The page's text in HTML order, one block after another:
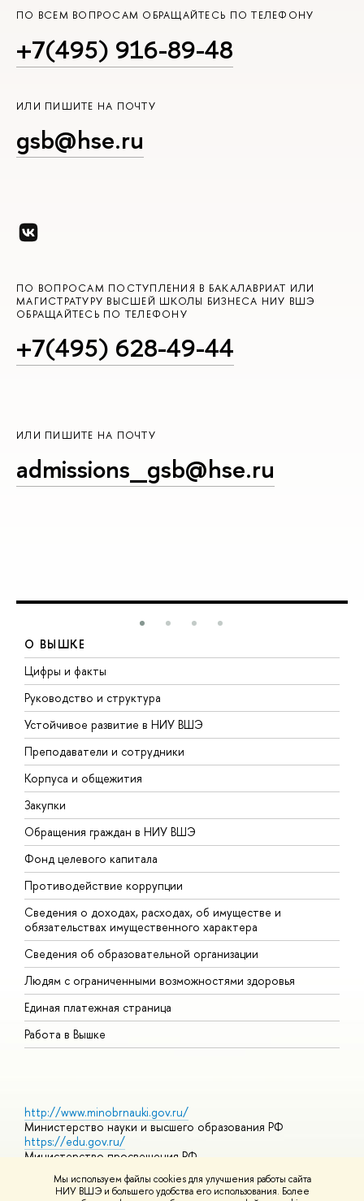
Мы используем файлы cookies для улучшения работы сайта
НИУ ВШЭ и большего удобства его использования. Более
ПО ВСЕМ ВОПРОСАМ ОБРАЩАЙТЕСЬ ПО ТЕЛЕФОНУ
+7(495) 916-89-48
ИЛИ ПИШИТЕ НА ПОЧТУ
gsb@hse.ru
ПО ВОПРОСАМ ПОСТУПЛЕНИЯ В БАКАЛАВРИАТ ИЛИ
МАГИСТРАТУРУ ВЫСШЕЙ ШКОЛЫ БИЗНЕСА НИУ ВШЭ
ОБРАЩАЙТЕСЬ ПО ТЕЛЕФОНУ
+7(495) 628-49-44
ИЛИ ПИШИТЕ НА ПОЧТУ
admissions_gsb@hse.ru
О ВЫШКЕ
Цифры и факты
Руководство и структура
Устойчивое развитие в НИУ ВШЭ
Преподаватели и сотрудники
Корпуса и общежития
Закупки
Обращения граждан в НИУ ВШЭ
Фонд целевого капитала
Противодействие коррупции
Сведения о доходах, расходах, об имуществе и
обязательствах имущественного характера
Сведения об образовательной организации
Людям с ограниченными возможностями здоровья
Единая платежная страница
Работа в Вышке
http://www.minobrnauki.gov.ru/
Министерство науки и высшего образования РФ
https://edu.gov.ru/
Министерство просвещения РФ
https://elearning.hse.ru/mooc
Массовые открытые онлайн-курсы